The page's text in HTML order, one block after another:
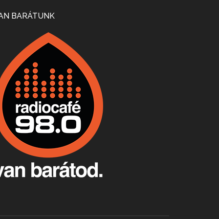
Apr 24, 2026 • 00:38:10
Villány, kékfrankos, Jackfall
Apr 17, 2026 • 00:35:38
Apr 9, 2026 • 00:37:17
BARÁTUNK